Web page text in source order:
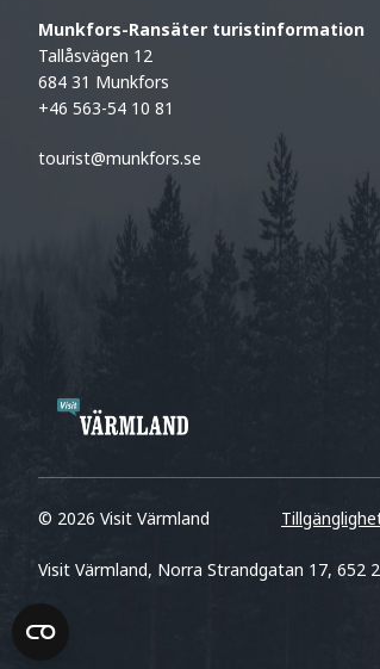
Munkfors-Ransäter turistinformation
Tallåsvägen 12
684 31 Munkfors
+46 563-54 10 81
tourist@munkfors.se
© 2026 Visit Värmland
Visit Värmland, Norra Strandgatan 17, 652